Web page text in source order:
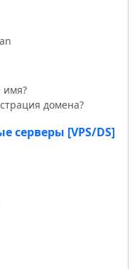
имя?
домена?
серверы [VPS/DS]